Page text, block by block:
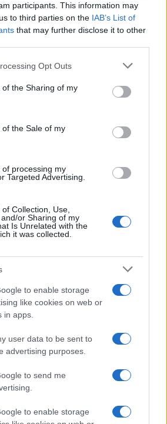
participants. This information may
to third parties on the IAB’s List of
that may further disclose it to other
app uses one or more Google
or usage behaviour. You may click to
to Google and its third-party tags to
specified purposes in below Google
Opt Outs
the Sharing of my
the Sale of my
processing my
Targeted Advertising.
Collection, Use,
or Sharing of my
Is Unrelated with the
it was collected.
to enable storage
like cookies on web or
in apps.
user data to be sent to
advertising purposes.
to send me
to enable storage
imenotteri: come riconoscere i
le reazioni gravi